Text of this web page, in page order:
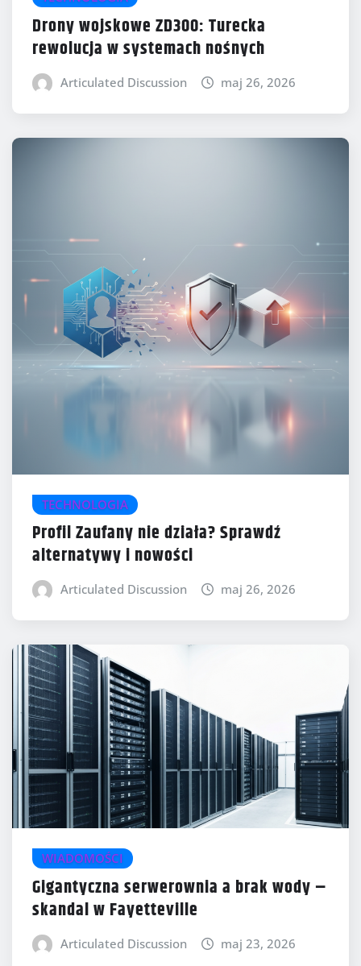
Drony wojskowe ZD300: Turecka
rewolucja w systemach nośnych
Articulated Discussion maj 26, 2026
TECHNOLOGIA
Profil Zaufany nie działa? Sprawdź
alternatywy i nowości
Articulated Discussion maj 26, 2026
WIADOMOŚCI
Gigantyczna serwerownia a brak wody –
skandal w Fayetteville
Articulated Discussion maj 23, 2026